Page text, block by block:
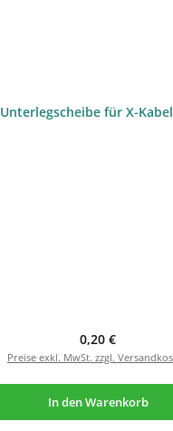
Unterlegscheibe für X-
Regulärer Preis:
0,20 €
Preise exkl. MwSt. zzgl.
In den Warenkorb